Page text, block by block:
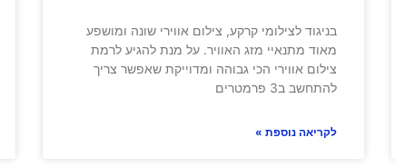
בניגוד לצילומי קרקע, צילום אווירי שונה ומושפע
מאוד מתנאיי מזג האוויר. על מנת להגיע לרמת
צילום אווירי הכי גבוהה ומדוייקת שאפשר צריך
להתחשב ב3 פרמטרים
לקריאה נוספת »